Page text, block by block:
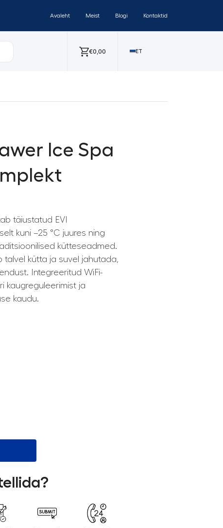
Avaleht Meist Blogi Kontaktid
€0,00 ET
Ice Spa
täiustatud EVI
kuni –25 °C juures ning
kütteseadmed.
talvel kütta ja suvel jahutada,
Integreeritud WiFi-
kaugreguleerimist ja
kaudu.